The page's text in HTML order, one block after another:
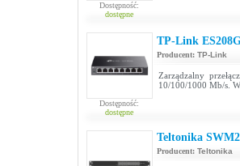
Dostępność:
dostępne
Dostępność:
dostępne
TP-Link
Producent: TP-Link
Zarządzalny
10/100/1000 Mb/s.
Teltonika
Producent: Teltonika